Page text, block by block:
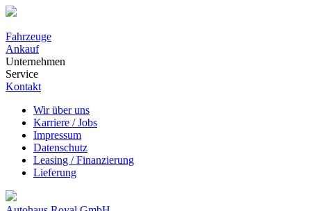
Fahrzeuge
Ankauf
Unternehmen
Service
Kontakt
Wir über uns
Karriere / Jobs
Impressum
Datenschutz
Leasing / Finanzierung
Lieferung